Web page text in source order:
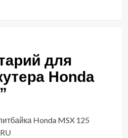
для
Honda
”
Honda MSX 125